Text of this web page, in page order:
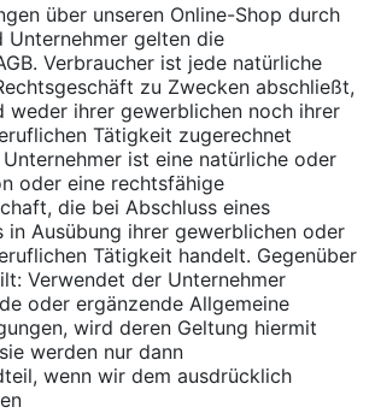
über unseren Online-Shop durch
Unternehmer gelten die
Verbraucher ist jede natürliche
zu Zwecken abschließt,
weder ihrer gewerblichen noch ihrer
Tätigkeit zugerechnet
ist eine natürliche oder
oder eine rechtsfähige
die bei Abschluss eines
in Ausübung ihrer gewerblichen oder
Tätigkeit handelt. Gegenüber
Verwendet der Unternehmer
oder ergänzende Allgemeine
wird deren Geltung hiermit
werden nur dann
wenn wir dem ausdrücklich